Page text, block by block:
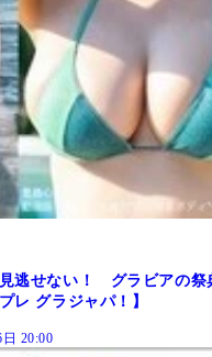
逃せない！ グラビアの祭
レ グラジャパ！】
20:00